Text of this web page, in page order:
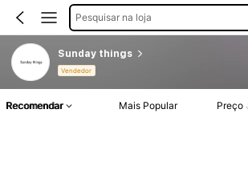
Pesquisar na loja
Sunday things
Vendedor
Recomendar Mais Popular Preço